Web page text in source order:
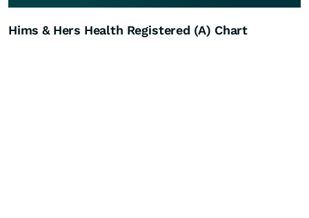
Hims & Hers Health Registered (A) Chart